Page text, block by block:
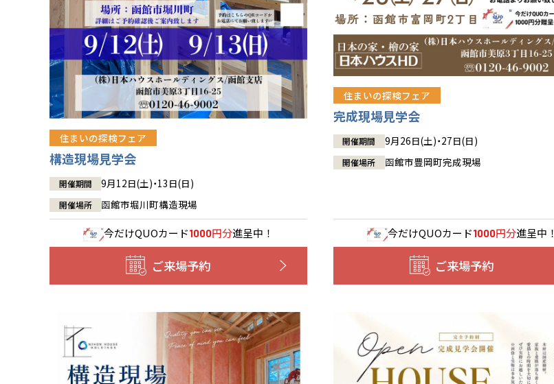
住まいの探検フェア
構造現場見学会
開催期間 9月12日(土)・13日(日)
開催場所 函館市堀川町構造現場
今だけQUOカード1000円分進呈中！
ご来場予約
住まいの探検フェア
完成現場見学会
開催期間 9月26日(土)・27日(日)
開催場所 函館市豊岡町完成現場
今だけQUOカード1000円分進呈中！
ご来場予約